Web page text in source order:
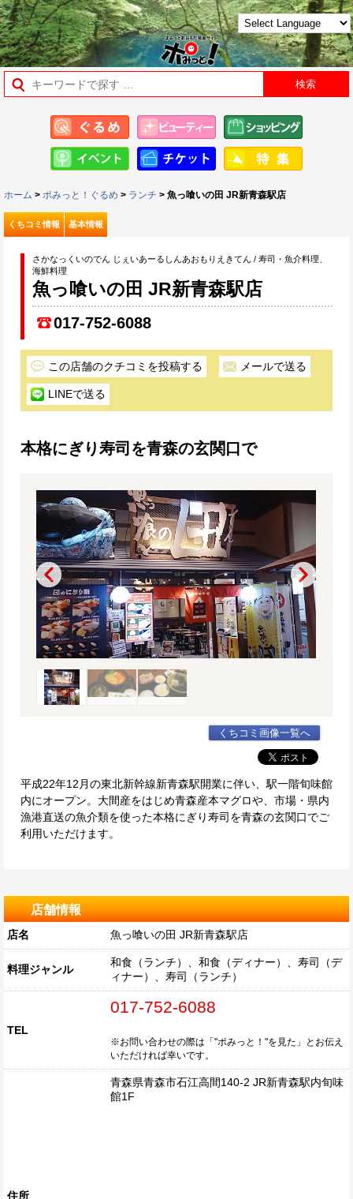
ホーム > ポみっと！ぐるめ > ランチ > 魚っ喰いの田 JR新青森駅店
くちコミ情報 基本情報
さかなっくいのでん じぇいあーるしんあおもりえきてん / 寿司・魚介料理、
海鮮料理
魚っ喰いの田 JR新青森駅店
017-752-6088
この店舗のクチコミを投稿する メールで送る
LINEで送る
本格にぎり寿司を青森の玄関口で
くちコミ画像一覧へ
平成22年12月の東北新幹線新青森駅開業に伴い、駅一階旬味館
内にオープン。大間産をはじめ青森産本マグロや、市場・県内
漁港直送の魚介類を使った本格にぎり寿司を青森の玄関口でご
利用いただけます。
店舗情報
店名 魚っ喰いの田 JR新青森駅店
料理ジャンル
和食（ランチ）、和食（ディナー）、寿司（デ
ィナー）、寿司（ランチ）
TEL
017-752-6088
※お問い合わせの際は「"ポみっと！"を見た」とお伝え
いただければ幸いです。
住所
青森県青森市石江高間140-2 JR新青森駅内旬味
館1F